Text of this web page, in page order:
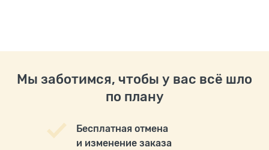
Мы заботимся, чтобы у вас всё шло
по плану
Бесплатная отмена
и изменение заказа